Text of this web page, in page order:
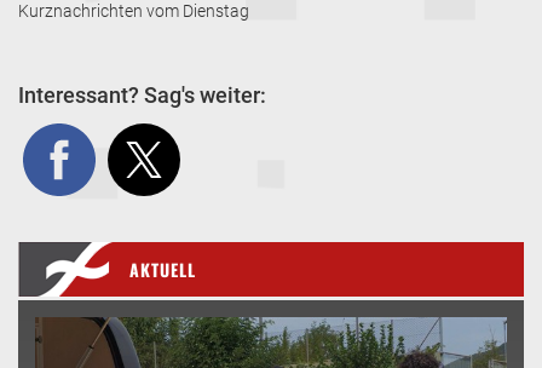
Kurznachrichten vom Dienstag
Interessant? Sag's weiter:
AKTUELL